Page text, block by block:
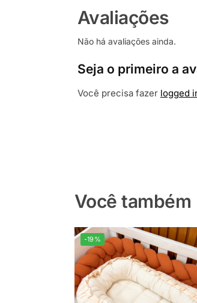
Avaliações
Não há avaliações ainda.
Seja o primeiro a
Você precisa fazer logged
Você
-19%